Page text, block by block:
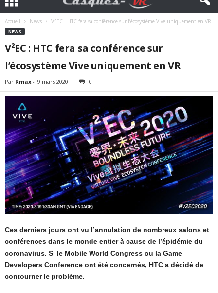
Accueil News V²EC : HTC fera sa conférence sur l’écosystème Vive uniquement en VR
NEWS
V²EC : HTC fera sa conférence sur
l’écosystème Vive uniquement en VR
Par Rmax - 9 mars 2020 0
Ces derniers jours ont vu l’annulation de nombreux salons et
conférences dans le monde entier à cause de l’épidémie du
coronavirus. Si le Mobile World Congress ou la Game
Developers Conference ont été concernés, HTC a décidé de
contourner le problème.